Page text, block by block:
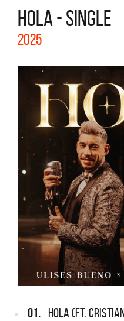
HOLA - SINGLE
2025
01. HOLA (FT.